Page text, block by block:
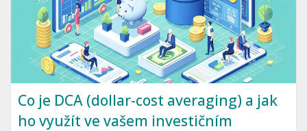
Co je DCA (dollar-cost averaging) a jak
ho využít ve vašem investičním